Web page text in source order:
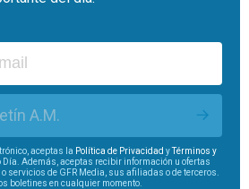
A.M.
aceptas la Política de Privacidad yTérminos y
Día. Además, aceptas recibir información u ofertas
servicios de GFR Media, sus afiliadas o de terceros.
boletines en cualquier momento.